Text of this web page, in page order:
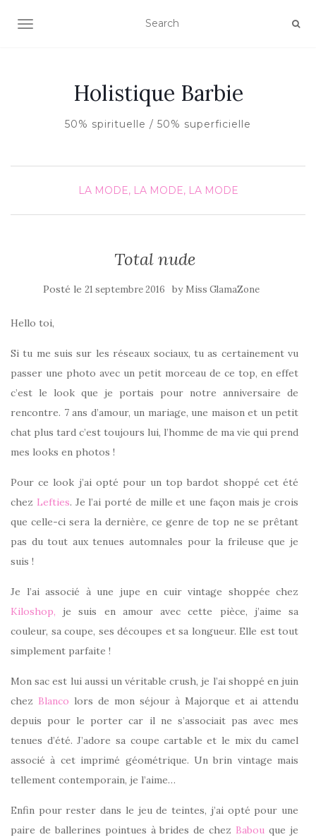
AFFICHER/MASQUER LA NAVIGATION
Holistique Barbie
50% spirituelle / 50% superficielle
LA MODE, LA MODE, LA MODE
Total nude
Posté le 21 septembre 2016 by Miss GlamaZone
Hello toi,
Si tu me suis sur les réseaux sociaux, tu as certainement vu
passer une photo avec un petit morceau de ce top, en effet
c’est le look que je portais pour notre anniversaire de
rencontre. 7 ans d’amour, un mariage, une maison et un petit
chat plus tard c’est toujours lui, l’homme de ma vie qui prend
mes looks en photos !
Pour ce look j’ai opté pour un top bardot shoppé cet été
chez Lefties. Je l’ai porté de mille et une façon mais je crois
que celle-ci sera la dernière, ce genre de top ne se prêtant
pas du tout aux tenues automnales pour la frileuse que je
suis !
Je l’ai associé à une jupe en cuir vintage shoppée chez
Kiloshop, je suis en amour avec cette pièce, j’aime sa
couleur, sa coupe, ses découpes et sa longueur. Elle est tout
simplement parfaite !
Mon sac est lui aussi un véritable crush, je l’ai shoppé en juin
chez Blanco lors de mon séjour à Majorque et ai attendu
depuis pour le porter car il ne s’associait pas avec mes
tenues d’été. J’adore sa coupe cartable et le mix du camel
associé à cet imprimé géométrique. Un brin vintage mais
tellement contemporain, je l’aime…
Enfin pour rester dans le jeu de teintes, j’ai opté pour une
paire de ballerines pointues à brides de chez Babou que je